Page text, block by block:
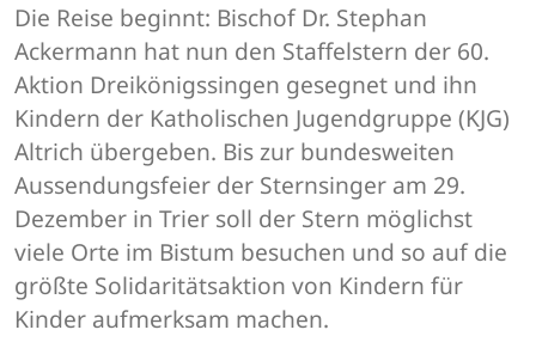
Die Reise beginnt: Bischof Dr. Stephan
Ackermann hat nun den Staffelstern der 60.
Aktion Dreikönigssingen gesegnet und ihn
Kindern der Katholischen Jugendgruppe (KJG)
Altrich übergeben. Bis zur bundesweiten
Aussendungsfeier der Sternsinger am 29.
Dezember in Trier soll der Stern möglichst
viele Orte im Bistum besuchen und so auf die
größte Solidaritätsaktion von Kindern für
Kinder aufmerksam machen.